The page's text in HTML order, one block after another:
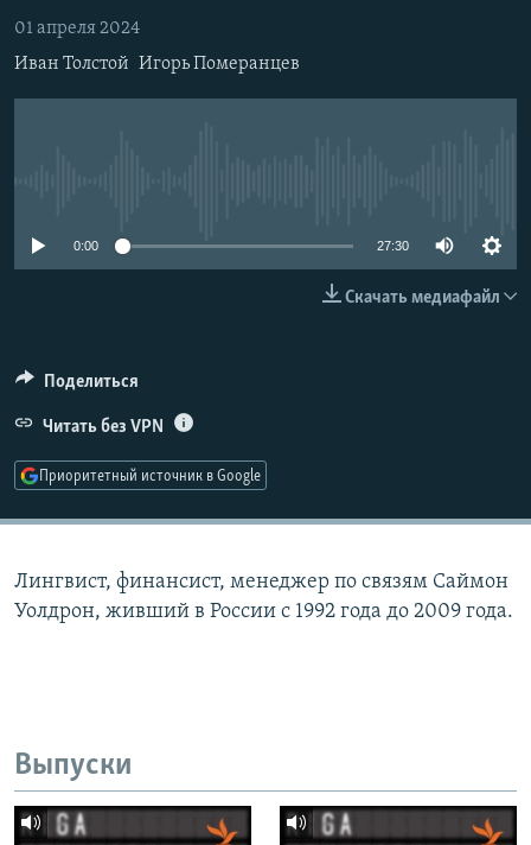
поиску
СЕВЕР.РЕАЛИИ
СИБИРЬ.РЕАЛИИ
СОЦИАЛЬНЫЕ СЕТИ
01 апреля 2024
Иван Толстой Игорь Померанцев
0:00 27:30
Скачать медиафайл
Поделиться
Читать без VPN
Приоритетный источник в Google
Лингвист, финансист, менеджер по связям Саймон
Уолдрон, живший в России с 1992 года до 2009 года.
Выпуски